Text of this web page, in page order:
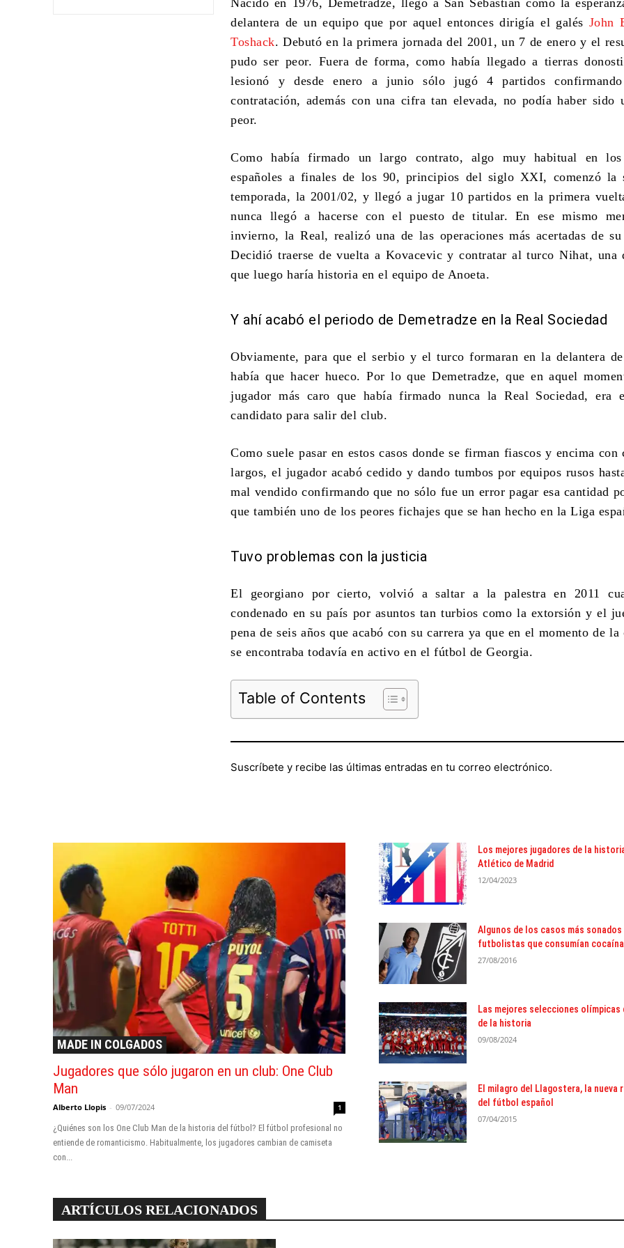
Nacido en 1976, Demetradze, llegó a San Sebastián como la
delantera de un equipo que por aquel entonces dirigía el galés John
Toshack. Debutó en la primera jornada del 2001, un 7 de enero y el
pudo ser peor. Fuera de forma, como había llegado a tierras
lesionó y desde enero a junio sólo jugó 4 partidos
contratación, además con una cifra tan elevada, no podía haber sido
peor.
Como había firmado un largo contrato, algo muy habitual en los
españoles a finales de los 90, principios del siglo XXI, comenzó la
temporada, la 2001/02, y llegó a jugar 10 partidos en la primera
nunca llegó a hacerse con el puesto de titular. En ese mismo
invierno, la Real, realizó una de las operaciones más acertadas de
Decidió traerse de vuelta a Kovacevic y contratar al turco Nihat, una
que luego haría historia en el equipo de Anoeta.
Y ahí acabó el periodo de Demetradze en la Real Sociedad
Obviamente, para que el serbio y el turco formaran en la delantera
había que hacer hueco. Por lo que Demetradze, que en aquel
jugador más caro que había firmado nunca la Real Sociedad, era
candidato para salir del club.
Como suele pasar en estos casos donde se firman fiascos y encima con
largos, el jugador acabó cedido y dando tumbos por equipos rusos
mal vendido confirmando que no sólo fue un error pagar esa cantidad
que también uno de los peores fichajes que se han hecho en la Liga
Tuvo problemas con la justicia
El georgiano por cierto, volvió a saltar a la palestra en 2011
condenado en su país por asuntos tan turbios como la extorsión y el
pena de seis años que acabó con su carrera ya que en el momento de la
se encontraba todavía en activo en el fútbol de Georgia.
Table of Contents
Suscríbete y recibe las últimas entradas en tu correo electrónico.
MADE IN COLGADOS
Jugadores que sólo jugaron en un club: One Club
Man
Alberto Llopis - 09/07/2024 1
¿Quiénes son los One Club Man de la historia del fútbol? El fútbol profesional no
entiende de romanticismo. Habitualmente, los jugadores cambian de camiseta
con...
Los mejores jugadores de la
Atlético de Madrid
12/04/2023
Algunos de los casos más sonados
futbolistas que consumían cocaína
27/08/2016
Las mejores selecciones
de la historia
09/08/2024
El milagro del Llagostera, la nueva
del fútbol español
07/04/2015
ARTÍCULOS RELACIONADOS